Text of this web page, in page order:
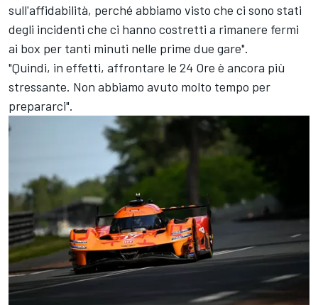
sull'affidabilità, perché abbiamo visto che ci sono stati
degli incidenti che ci hanno costretti a rimanere fermi
ai box per tanti minuti nelle prime due gare".
"Quindi, in effetti, affrontare le 24 Ore è ancora più
stressante. Non abbiamo avuto molto tempo per
prepararci".